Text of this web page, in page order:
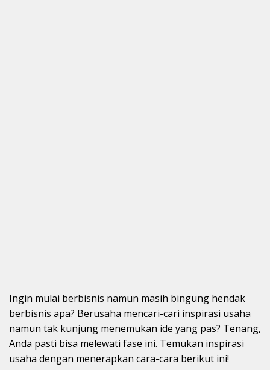
Ingin mulai berbisnis namun masih bingung hendak
berbisnis apa? Berusaha mencari-cari inspirasi usaha
namun tak kunjung menemukan ide yang pas? Tenang,
Anda pasti bisa melewati fase ini. Temukan inspirasi
usaha dengan menerapkan cara-cara berikut ini!